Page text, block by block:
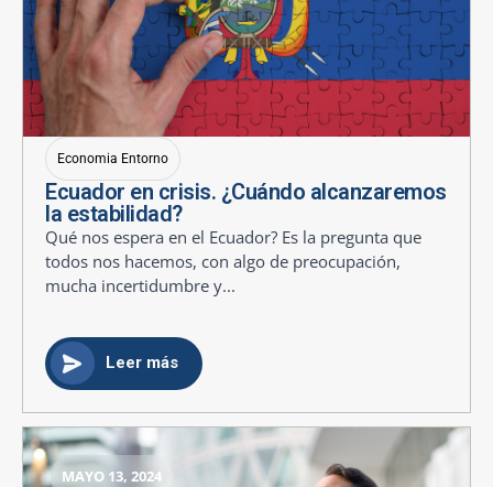
Economia Entorno
Ecuador en crisis. ¿Cuándo alcanzaremos
la estabilidad?
Qué nos espera en el Ecuador? Es la pregunta que
todos nos hacemos, con algo de preocupación,
mucha incertidumbre y...
Leer más
MAYO 13, 2024